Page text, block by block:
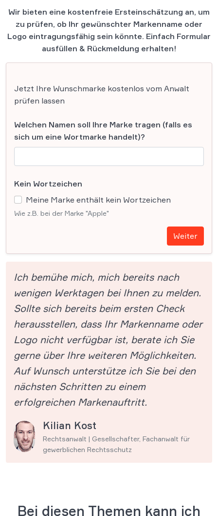
Wir bieten eine kostenfreie Ersteinschätzung an, um
zu prüfen, ob Ihr gewünschter Markenname oder
Logo eintragungsfähig sein könnte. Einfach Formular
ausfüllen & Rückmeldung erhalten!
Jetzt Ihre Wunschmarke kostenlos vom Anwalt
prüfen lassen
Welchen Namen soll Ihre Marke tragen (falls es
sich um eine Wortmarke handelt)?
Kein Wortzeichen
Meine Marke enthält kein Wortzeichen
Wie z.B. bei der Marke "Apple"
Weiter
Ich bemühe mich, mich bereits nach
wenigen Werktagen bei Ihnen zu melden.
Sollte sich bereits beim ersten Check
herausstellen, dass Ihr Markenname oder
Logo nicht verfügbar ist, berate ich Sie
gerne über Ihre weiteren Möglichkeiten.
Auf Wunsch unterstütze ich Sie bei den
nächsten Schritten zu einem
erfolgreichen Markenauftritt.
Kilian Kost
Rechtsanwalt | Gesellschafter, Fachanwalt für
gewerblichen Rechtsschutz
Bei diesen Themen kann ich